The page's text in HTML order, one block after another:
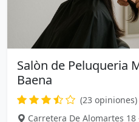
Salòn de Peluqueria
Baena
(23 opiniones)
Carretera De Alomartes